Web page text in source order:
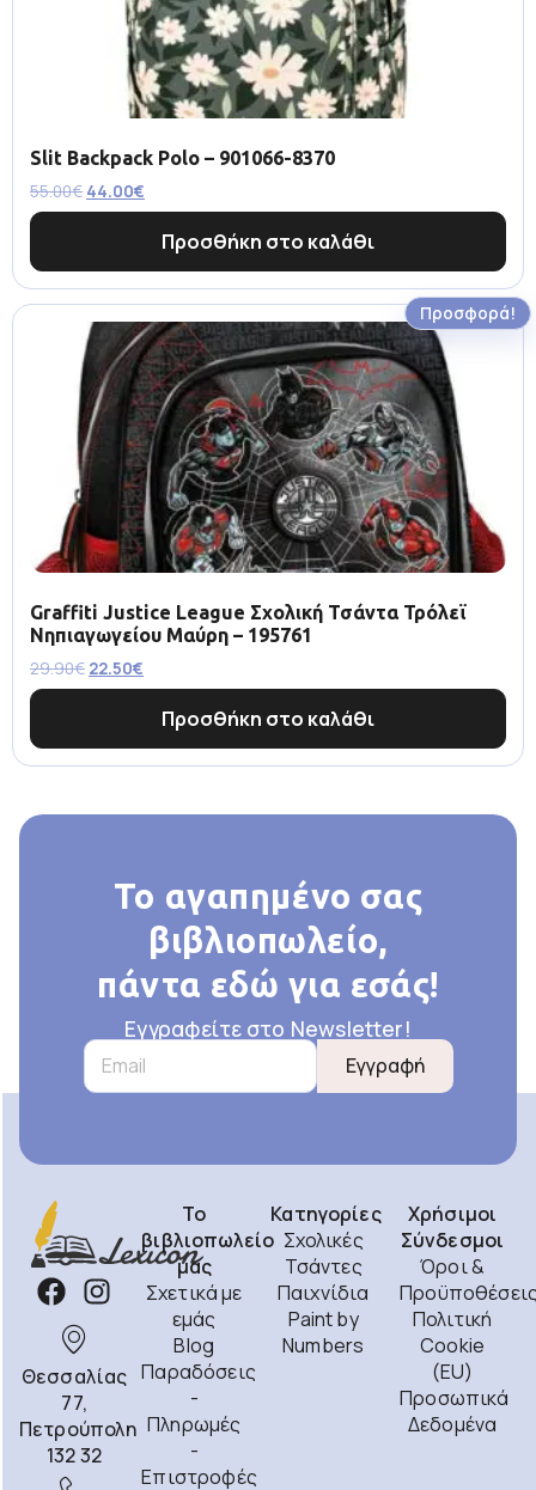
Slit Backpack Polo – 901066-8370
55.00€ 44.00€
Προσθήκη στο καλάθι
Προσφορά!
Graffiti Justice League Σχολική Τσάντα Τρόλεϊ
Νηπιαγωγείου Μαύρη – 195761
29.90€ 22.50€
Προσθήκη στο καλάθι
Το αγαπημένο σας
βιβλιοπωλείο,
πάντα εδώ για εσάς!
Εγγραφείτε στο Newsletter!
Εγγραφή
Θεσσαλίας
77,
Πετρούπολη
132 32
Το
βιβλιοπωλείο
μας
Σχετικά με
εμάς
Blog
Παραδόσεις
-
Πληρωμές
-
Επιστροφές
Κατηγορίες
Σχολικές
Τσάντες
Παιχνίδια
Paint by
Numbers
Χρήσιμοι
Σύνδεσμοι
Όροι &
Πολιτική
Cookie
(EU)
Προσωπικά
Δεδομένα